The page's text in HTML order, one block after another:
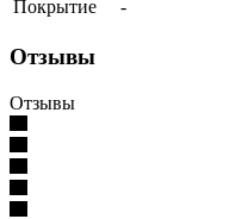
Покрытие
-
Отзывы
Отзывы